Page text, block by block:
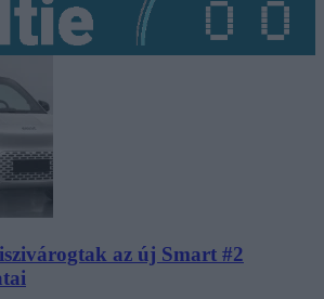
az új Smart #2